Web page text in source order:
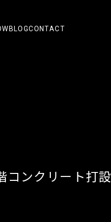
BLOGCONTACT
コンクリート打設